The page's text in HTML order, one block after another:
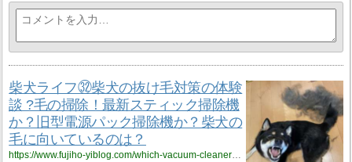
柴犬ライフ㉜柴犬の抜け毛対策の体験
談 ?毛の掃除！最新スティック掃除機
か？旧型電源パック掃除機か？柴犬の
毛に向いているのは？
https://www.fujiho-yiblog.com/which-vacuum-cleaner-do-you-prefer-to-use-for-dog-hair-a-stick-vacuum-or-an-old-corded-vacuum-my-family-is-happy-with-the-old-one/